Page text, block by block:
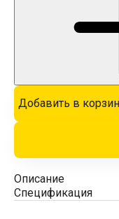
Добавить в
Описание
Спецификация